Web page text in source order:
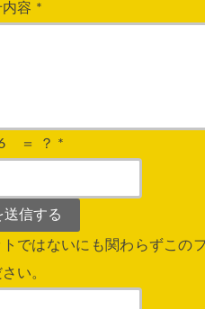
容 *
6 ＝ ？ *
ではないにも関わらずこの
い。